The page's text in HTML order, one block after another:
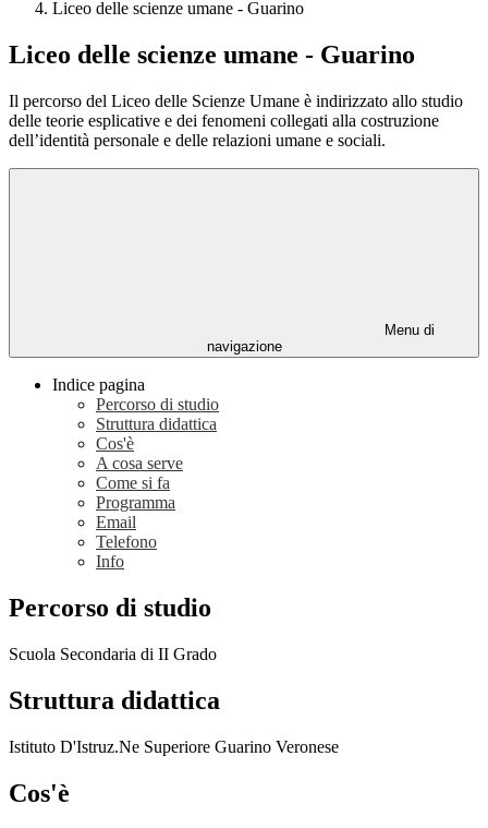
Liceo delle scienze umane - Guarino
Liceo delle scienze umane - Guarino
Il percorso del Liceo delle Scienze Umane è indirizzato allo studio
delle teorie esplicative e dei fenomeni collegati alla costruzione
dell’identità personale e delle relazioni umane e sociali.
Menu di
navigazione
Indice pagina
Percorso di studio
Struttura didattica
Cos'è
A cosa serve
Come si fa
Programma
Email
Telefono
Info
Percorso di studio
Scuola Secondaria di II Grado
Struttura didattica
Istituto D'Istruz.Ne Superiore Guarino Veronese
Cos'è